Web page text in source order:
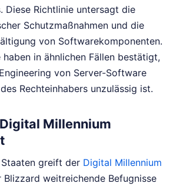
Diese Richtlinie untersagt die
Schutzmaßnahmen und die
von Softwarekomponenten.
in ähnlichen Fällen bestätigt,
von Server-Software
Rechteinhabers unzulässig ist.
Millennium
greift der Digital Millennium
Blizzard weitreichende Befugnisse